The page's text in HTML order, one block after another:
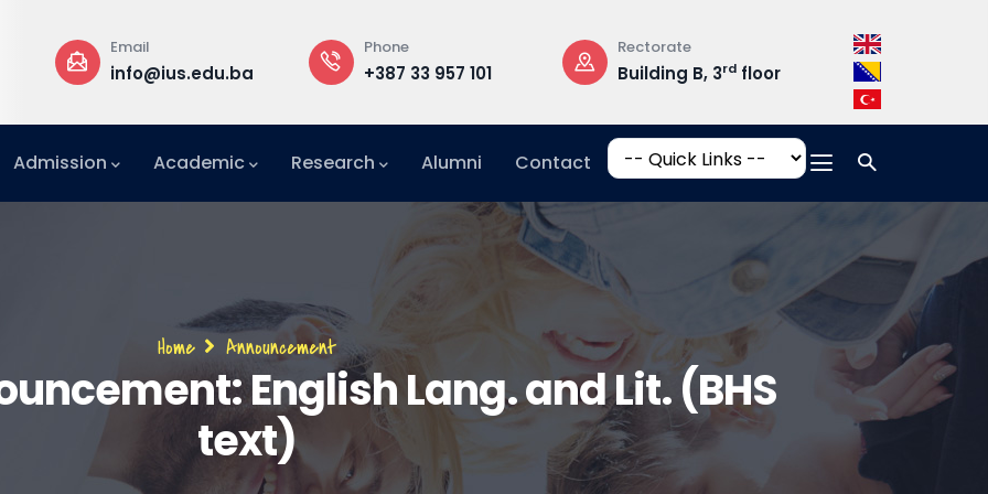
Email
info@ius.edu.ba
Phone
+387 33 957 101
Rectorate
Building B, 3rdfloor
Opening Hours
Mon-Fri:
17:00
Admission Academic Research Alumni Contact
Breadcrumb
Home Announcement
English Lang. and Lit. (BHS
text)